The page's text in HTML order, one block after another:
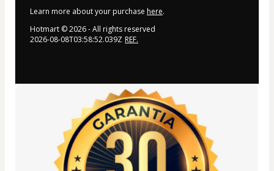
Learn more about your purchase here.
Hotmart ©2026- All rights reserved
2026-08-08T03:58:52.039Z REF.